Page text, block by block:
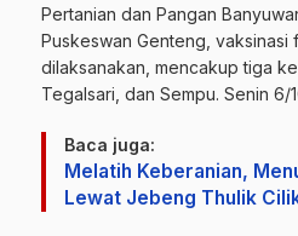
Pertanian dan Pangan
Puskeswan Genteng, vaksinasi
dilaksanakan, mencakup tiga
Tegalsari, dan Sempu. Senin 6/
Baca juga:
Melatih Keberanian,
Lewat Jebeng Thulik